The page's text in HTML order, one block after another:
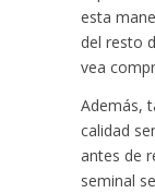
esta
del resto
vea
Además,
calidad
antes de
seminal